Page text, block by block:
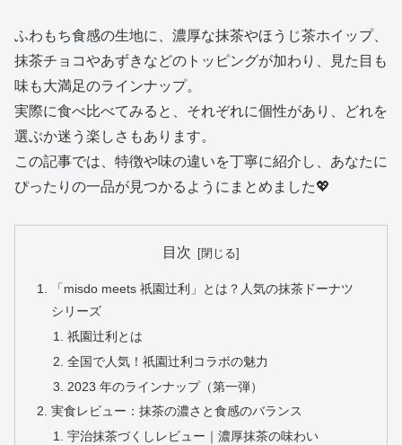
ふわもち食感の生地に、濃厚な抹茶やほうじ茶ホイップ、
抹茶チョコやあずきなどのトッピングが加わり、見た目も
味も大満足のラインナップ。
実際に食べ比べてみると、それぞれに個性があり、どれを
選ぶか迷う楽しさもあります。
この記事では、特徴や味の違いを丁寧に紹介し、あなたに
ぴったりの一品が見つかるようにまとめました💖
目次
「misdo meets 祇園辻利」とは？人気の抹茶ドーナツ
シリーズ
祇園辻利とは
全国で人気！祇園辻利コラボの魅力
2023 年のラインナップ（第一弾）
実食レビュー：抹茶の濃さと食感のバランス
宇治抹茶づくしレビュー｜濃厚抹茶の味わい